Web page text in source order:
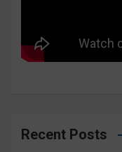
Recent Posts